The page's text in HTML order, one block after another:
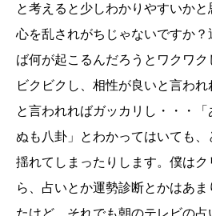
と考えると少しわかりやすいかと
心を乱されがちじゃないですか
ば何が起こるんだろうとワクワ
ビクビクし、相性が良いと言わ
と言われればガッカリし・・・
ぬも八卦」とわかってはいても
揺れてしまったりします。僕は
ら、占いとか運勢診断とかはあ
たけど、それでも朝のテレビの